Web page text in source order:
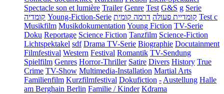
Spectacle son et lumière Trailer Genre Test G&S g Serie
קומדיה Young-Fiction-Serie קומדיית פעולה דרמה קומית
Test c
Musikfilm Musikdokumentation Young Fiction TV-Serie
Doku Reportage Science Fiction Tanzfilm Science-Fiction
Lichtspektakel sdf Drama TV-Serie Biographie Docutainment
Filmfestival Western Festival Romantik TV-Sendung
Spielfilm Genres Horror-Thriller Satire Divers History True
Crime TV-Show Multimedia-Installation Martial Arts
Familienfilm Kurzfilmfestival Dokufiction - Austellung Halle
am Berghain Berlin Familie / Kinder Kdrama